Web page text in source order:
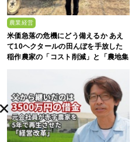
農業経営
米価急落の危機にどう備えるか あえ
て10ヘクタールの田んぼを手放した
稲作農家の「コスト削減」と「農地集